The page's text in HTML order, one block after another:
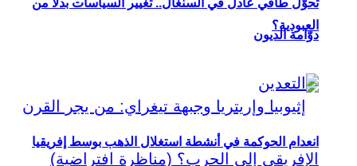
العبودية؟
تحوُّل طاقي عادل في السنغال.. تغيير السياسات بدلاً من
دوّامة الديون
انعدام الحوكمة في أنشطة استغلال الذهب بوسط إفريقيا